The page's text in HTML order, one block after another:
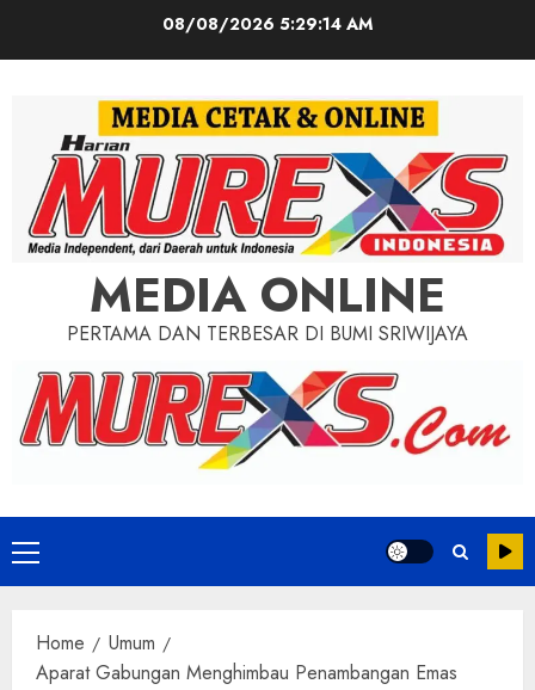
08/08/2026 5:29:16 AM
MEDIA ONLINE
PERTAMA DAN TERBESAR DI BUMI SRIWIJAYA
Primary
Menu
Home
Umum
Aparat Gabungan Menghimbau Penambangan Emas